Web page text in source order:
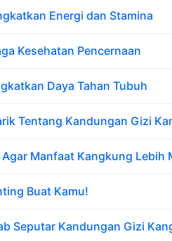
Energi dan Stamina
Kesehatan Pencernaan
Daya Tahan Tubuh
Tentang Kandungan Gizi
Agar Manfaat Kangkung Lebih
Buat Kamu!
Seputar Kandungan Gizi